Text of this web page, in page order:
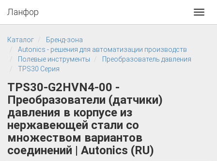
Ланфор
Каталог
Бренд-зона
Autonics - решения для автоматизации производств
Полевые инструменты
Преобразователь давления
TPS30 Серия
TPS30-G2HVN4-00 -
Преобразователи (датчики)
давления в корпусе из
нержавеющей стали со
множеством вариантов
соединений | Autonics (RU)